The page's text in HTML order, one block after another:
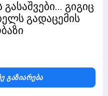
გიგიც
გადაცემის
Გაზიარება